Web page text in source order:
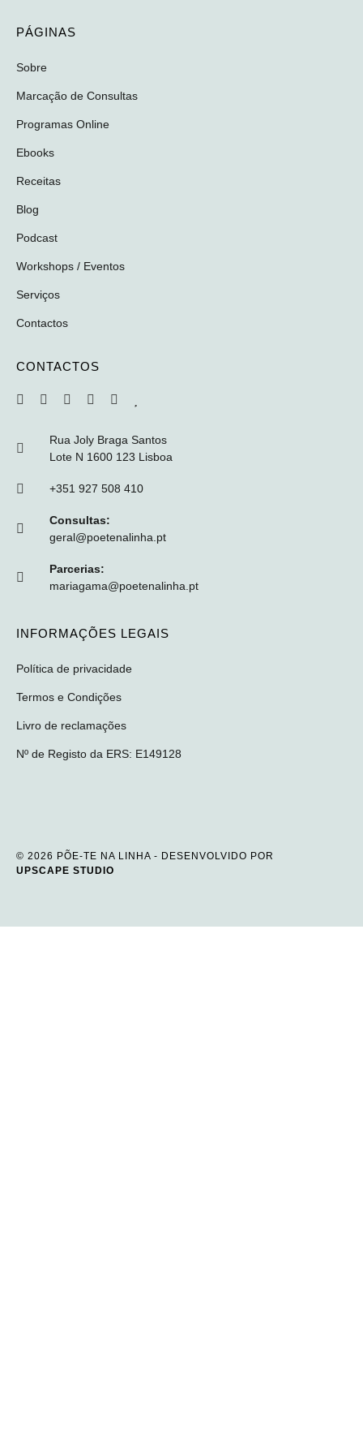
PÁGINAS
Sobre
Marcação de Consultas
Programas Online
Ebooks
Receitas
Blog
Podcast
Workshops / Eventos
Serviços
Contactos
CONTACTOS
Rua Joly Braga Santos
Lote N 1600 123 Lisboa
+351 927 508 410
Consultas:
geral@poetenalinha.pt
Parcerias:
mariagama@poetenalinha.pt
INFORMAÇÕES LEGAIS
Política de privacidade
Termos e Condições
Livro de reclamações
Nº de Registo da ERS: E149128
© 2026 PÕE-TE NA LINHA - DESENVOLVIDO POR
UPSCAPE STUDIO